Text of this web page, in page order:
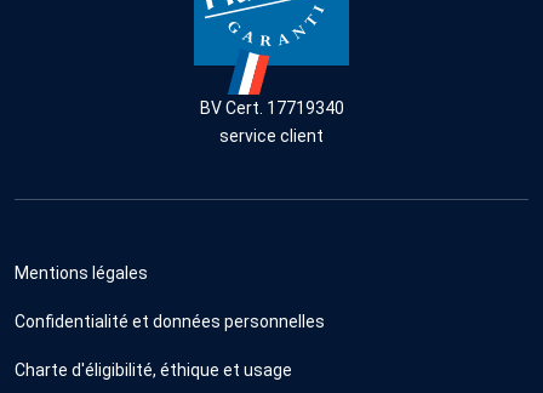
BV Cert. 17719340
service client
Mentions légales
Confidentialité et données personnelles
Charte d'éligibilité, éthique et usage